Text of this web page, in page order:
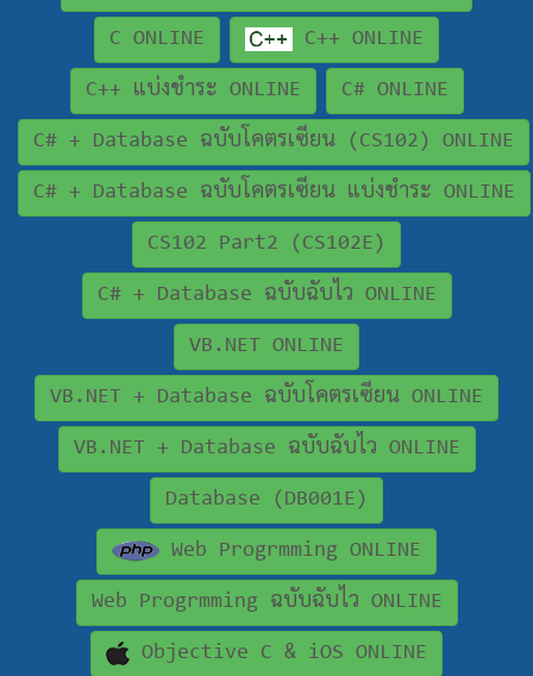
C ONLINE C++ ONLINE
C++ แบ่งชำระ ONLINE C# ONLINE
C# + Database ฉบับโคตรเซียน (CS102) ONLINE
C# + Database ฉบับโคตรเซียน แบ่งชำระ ONLINE
CS102 Part2 (CS102E)
C# + Database ฉบับฉับไว ONLINE
VB.NET ONLINE
VB.NET + Database ฉบับโคตรเซียน ONLINE
VB.NET + Database ฉบับฉับไว ONLINE
Database (DB001E)
Web Progrmming ONLINE
Web Progrmming ฉบับฉับไว ONLINE
Objective C & iOS ONLINE